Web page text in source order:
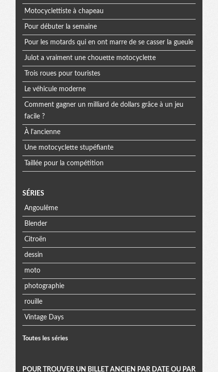
Motocyclettiste à chapeau
Pour débuter la semaine
Pour les motards qui en ont marre de se casser la gueule
Julot a vraiment une chouette motocyclette
Trois roues pour touristes
Le véhicule moderne
Comment gagner un milliard de dollars grâce à un jeu
facile ?
À l'ancienne
Une motocyclette stupéfiante
Taillée pour la compétition
SÉRIES
Angoulême
Blender
Citroën
dessin
moto
photographie
rouille
Vintage Days
Toutes les séries
POUR TROUVER UN BILLET ANCIEN PAR DATE OU PAR